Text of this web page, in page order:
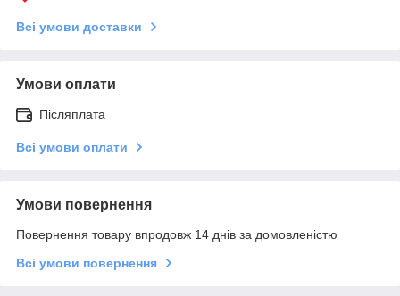
Всі умови доставки
Умови оплати
Післяплата
Всі умови оплати
Умови повернення
Повернення товару впродовж 14 днів за домовленістю
Всі умови повернення